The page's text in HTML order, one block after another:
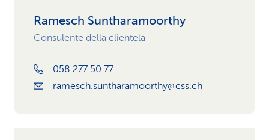
Ramesch Suntharamoorthy
Consulente della clientela
058 277 50 77
ramesch.suntharamoorthy@css.ch